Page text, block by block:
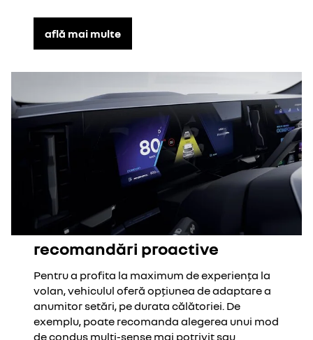
află mai multe
recomandări proactive
Pentru a profita la maximum de experiența la
volan, vehiculul oferă opțiunea de adaptare a
anumitor setări, pe durata călătoriei. De
exemplu, poate recomanda alegerea unui mod
de condus multi-sense mai potrivit sau